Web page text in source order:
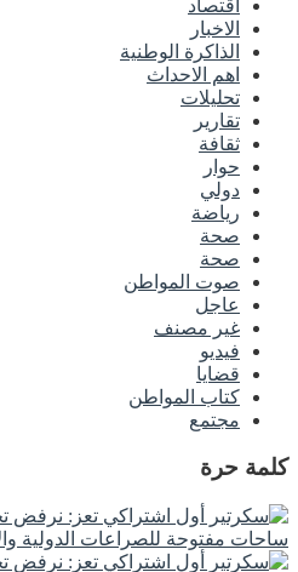
اقتصاد
الاخبار
الذاكرة الوطنية
اهم الاحداث
تحليلات
تقارير
ثقافة
حوار
دولي
رياضة
صحة
صحة
صوت المواطن
عاجل
غير مصنف
فيديو
قضايا
كتاب المواطن
مجتمع
كلمة حرة